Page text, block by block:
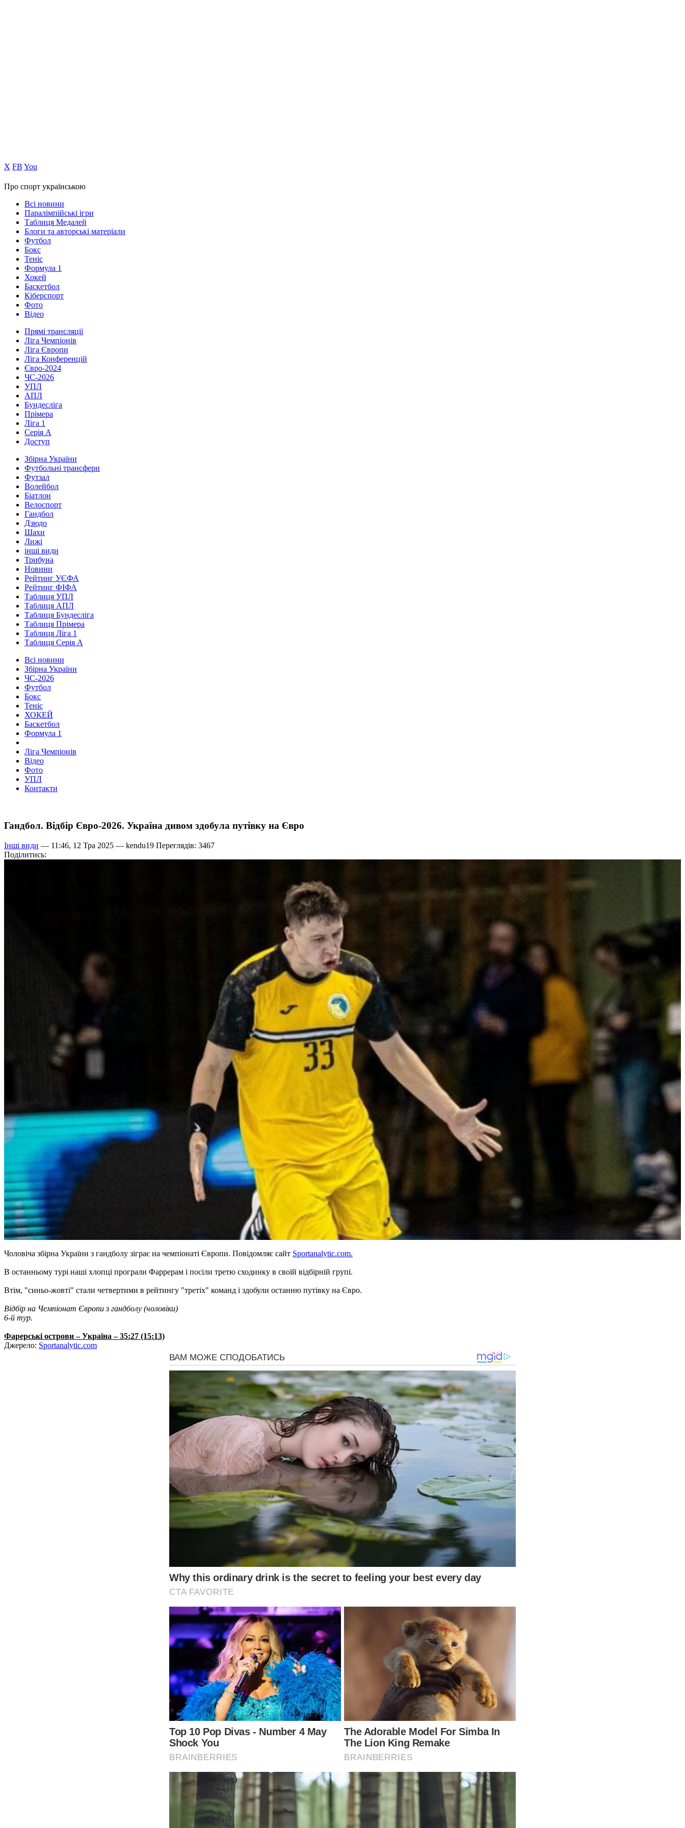
Х FB You
Про спорт українською
Всі новини
Паралімпійські ігри
Таблиця Медалей
Блоги та авторські матеріали
Футбол
Бокс
Теніс
Формула 1
Хокей
Баскетбол
Кіберспорт
Фото
Відео
Прямі трансляції
Ліга Чемпіонів
Ліга Європи
Ліга Конференцій
Євро-2024
ЧС-2026
УПЛ
АПЛ
Бундесліга
Прімера
Ліга 1
Серія А
Доступ
Збірна України
Футбольні трансфери
Футзал
Волейбол
Біатлон
Велоспорт
Гандбол
Дзюдо
Шахи
Лижі
інші види
Трибуна
Новини
Рейтинг УЄФА
Рейтинг ФІФА
Таблиця УПЛ
Таблиця АПЛ
Таблиця Бундесліга
Таблиця Прімера
Таблиця Ліга 1
Таблиця Серія А
Всі новини
Збірна України
ЧС-2026
Футбол
Бокс
Теніс
ХОКЕЙ
Баскетбол
Формула 1
Ліга Чемпіонів
Відео
Фото
УПЛ
Контакти
Гандбол. Відбір Євро-2026. Україна дивом здобула путівку на Євро
Інші види — 11:46, 12 Тра 2025 — kendu19 Переглядів: 3467
Поділитись:
Чоловіча збірна України з гандболу зіграє на чемпіонаті Європи. Повідомляє сайт Sportanalytic.com.
В останньому турі наші хлопці програли Фаррерам і посіли третю сходинку в своїй відбірній групі.
Втім, "синьо-жовті" стали четвертими в рейтингу "третіх" команд і здобули останню путівку на Євро.
Відбір на Чемпіонат Європи з гандболу (чоловіки)
6-й тур.
Фарерські острови – Україна – 35:27 (15:13)
Джерело: Sportanalytic.com